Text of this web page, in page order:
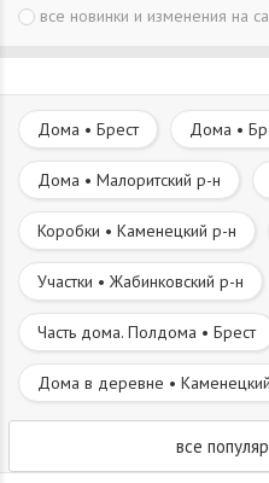
все новинки и изменения на
Дома • Брест Дома •
Дома • Малоритский р-н
Коробки • Каменецкий р-н
Участки • Жабинковский р-н
Часть дома. Полдома • Брест
Дома в деревне •
все